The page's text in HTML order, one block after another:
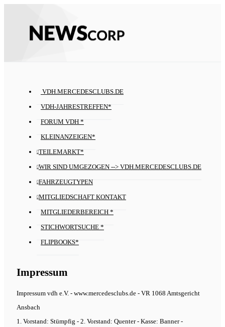
VDH.MERCEDESCLUBS.DE
VDH-JAHRESTREFFEN*
FORUM VDH *
KLEINANZEIGEN*
TEILEMARKT*
WIR SIND UMGEZOGEN --> VDH.MERCEDESCLUBS.DE
FAHRZEUGTYPEN
MITGLIEDSCHAFT KONTAKT
MITGLIEDERBEREICH *
STICHWORTSUCHE *
FLIPBOOKS*
Impressum
Impressum vdh e.V. - www.mercedesclubs.de - VR 1068 Amtsgericht
Ansbach
1. Vorstand: Stümpfig - 2. Vorstand: Quenter - Kasse: Banner -